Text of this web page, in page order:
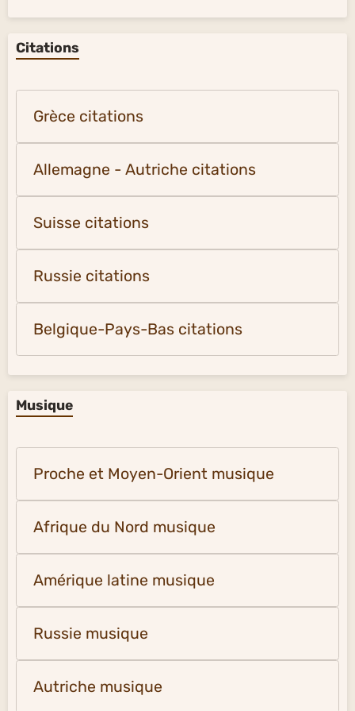
Citations
Grèce citations
Allemagne - Autriche citations
Suisse citations
Russie citations
Belgique-Pays-Bas citations
Musique
Proche et Moyen-Orient musique
Afrique du Nord musique
Amérique latine musique
Russie musique
Autriche musique